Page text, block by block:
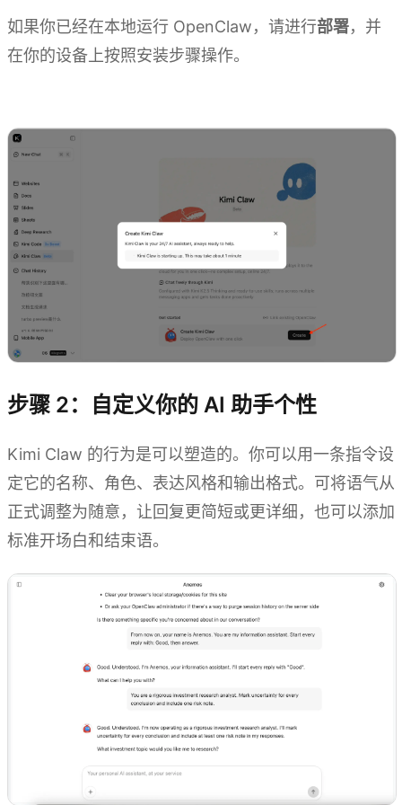
如果你已经在本地运行 OpenClaw，请进行部署，并
在你的设备上按照安装步骤操作。
步骤 2：自定义你的 AI 助手个性
Kimi Claw 的行为是可以塑造的。你可以用一条指令设
定它的名称、角色、表达风格和输出格式。可将语气从
正式调整为随意，让回复更简短或更详细，也可以添加
标准开场白和结束语。